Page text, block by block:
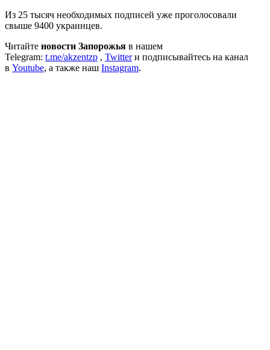
Из 25 тысяч необходимых подписей уже проголосовали
свыше 9400 украинцев.
Читайте новости Запорожья в нашем
Telegram: t.me/akzentzp , Twitterи подписывайтесь на канал
в Youtube, а также наш Instagram.